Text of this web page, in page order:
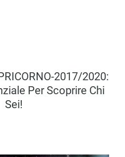
2017/2020:
Per Scoprire Chi
Sei!